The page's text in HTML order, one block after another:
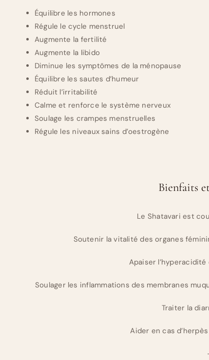
Équilibre les hormones
Régule le cycle menstruel
Augmente la fertilité
Augmente la libido
Diminue les symptômes de la ménopause
Équilibre les sautes d’humeur
Réduit l’irritabilité
Calme et renforce le système nerveux
Soulage les crampes menstruelles
Régule les niveaux sains d’oestrogène
Bienfaits
Le Shatavari est
Soutenir la vitalité des organes
Apaiser
Soulager les inflammations des membranes
Traiter la
Aider en cas